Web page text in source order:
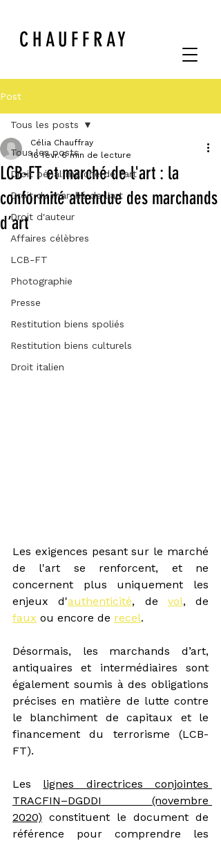
CHAUFFRAY
Post
Tous les posts
Droit pénal marché de l'art
Droit du marché de l'art
Droit d'auteur
Affaires célèbres
LCB-FT
Photographie
Presse
Restitution biens spoliés
Restitution biens culturels
Droit italien
Tous les posts
LCB-FT et marché de l'art : la
conformité attendue des marchands
d’art
Célia Chauffray
16 févr. 6 min de lecture
Les exigences pesant sur le marché
de l'art se renforcent, et ne
concernent plus uniquement les
enjeux d'authenticité, de vol
faux ou encore de recel.
Désormais, les marchands d’art,
antiquaires et intermédiaires sont
également soumis à des obligations
précises en matière de lutte contre
le blanchiment de capitaux et le
financement du terrorisme (LCB-
FT).
Les lignes directrices conjointes
TRACFIN–DGDDI (novembre
2020) constituent le document de
référence pour comprendre les